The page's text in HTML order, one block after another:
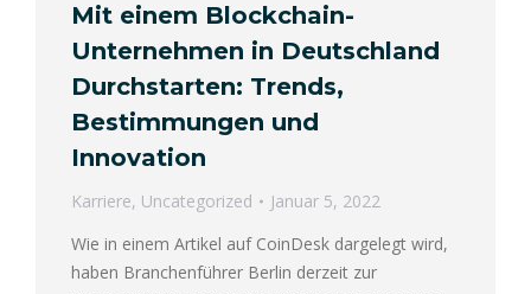
Mit einem Blockchain-
Unternehmen in Deutschland
Durchstarten: Trends,
Bestimmungen und
Innovation
Karriere, Uncategorized
Januar 5, 2022
Wie in einem Artikel auf CoinDesk dargelegt wird,
haben Branchenführer Berlin derzeit zur